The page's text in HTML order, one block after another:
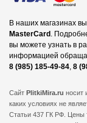
В наших магазинах
MasterCard .
вы можете узнать в
информацией
8 (985) 185-49-84, 8
Сайт PlitkiMira.ru носит
каких условиях не
Статьи 437 ГК РФ. Цены